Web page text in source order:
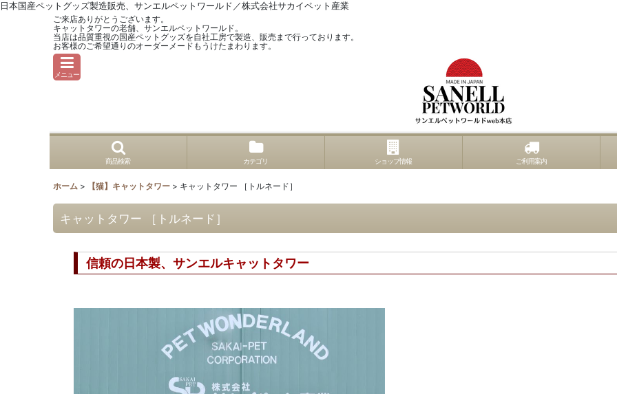
日本国産ペットグッズ製造販売、サンエルペットワールド／株式会社サカイペット産業
ご来店ありがとうございます。
キャットタワーの老舗、サンエルペットワールド。
当店は品質重視の国産ペットグッズを自社工房で製造、販売まで行っております。
お客様のご希望通りのオーダーメードもうけたまわります。
メニュー
商品検索 カテゴリ ショップ情報 ご利用案内
ホーム > 【猫】キャットタワー > キャットタワー ［トルネード］
キャットタワー ［トルネード］
信頼の日本製、サンエルキャットタワー